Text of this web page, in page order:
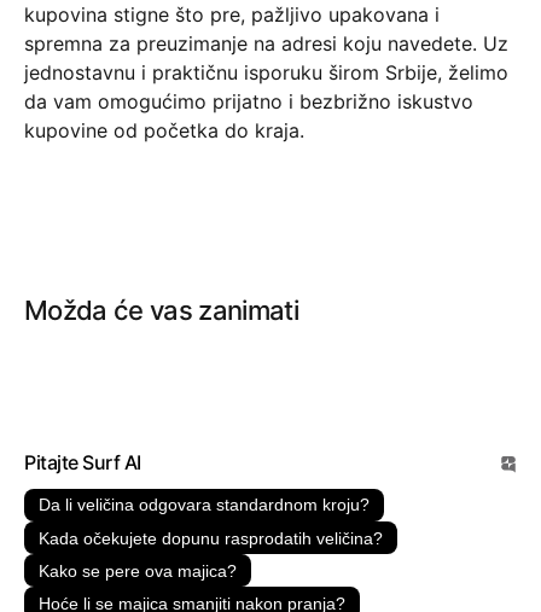
kupovina stigne što pre, pažljivo upakovana i
spremna za preuzimanje na adresi koju navedete. Uz
jednostavnu i praktičnu isporuku širom Srbije, želimo
da vam omogućimo prijatno i bezbrižno iskustvo
kupovine od početka do kraja.
Možda će vas zanimati
Pitajte Surf AI
Da li veličina odgovara standardnom kroju?
Kada očekujete dopunu rasprodatih veličina?
Kako se pere ova majica?
Hoće li se majica smanjiti nakon pranja?